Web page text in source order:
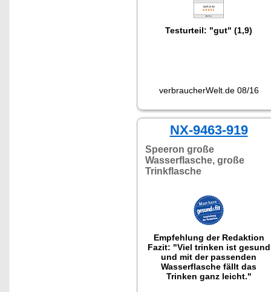
Testurteil: "gut" (1,9)
verbraucherWelt.de 08/16
NX-9463-919
Speeron große
Wasserflasche, große
Trinkflasche
Empfehlung der Redaktion
Fazit: "Viel trinken ist gesund
und mit der passenden
Wasserflasche fällt das
Trinken ganz leicht."